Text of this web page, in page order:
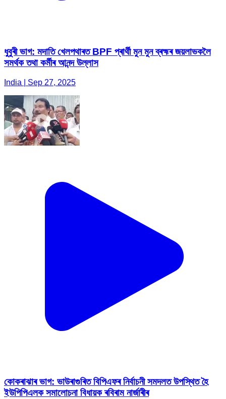
ধুবুৰী ভাগ: মদাতি খেলপথাৰত BPF প্ৰাৰ্থী মুন মুন ব্ৰহ্মৰ জয়লাভকলৈ
সমৰ্থক তথা কৰ্মীৰ আনন্দ উল্লাস
India | Sep 27, 2025
কোকৰাঝাৰ ভাগ: ভাউৰাগুৰিত বিপিএফৰ নিৰ্বাচনী সমদলত উপস্থিত হৈ
ইউপিপিএলক সমালোচনা বিধায়ক ৰবিৰাম নাৰ্জাৰীৰ